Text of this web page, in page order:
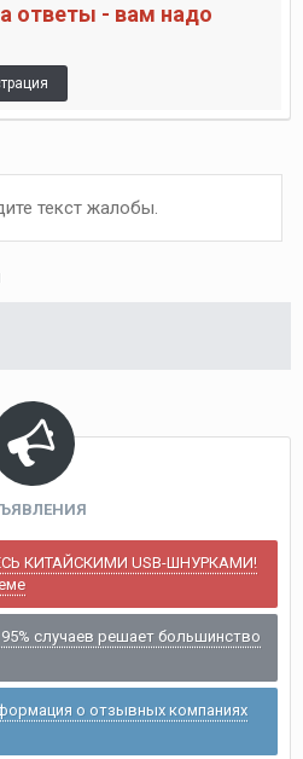
ответы - вам надо
текст жалобы.
КИТАЙСКИМИ USB-ШНУРКАМИ!
случаев решает большинство
о отзывных компаниях